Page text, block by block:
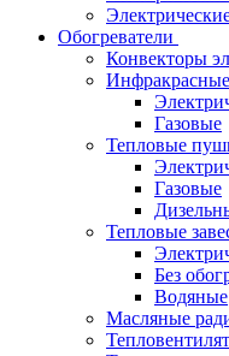
Обогреватели
Конвекторы
Инфракрасные
Газовые
Тепловые
Газовые
Тепловые
Без
Водяные
Масляные